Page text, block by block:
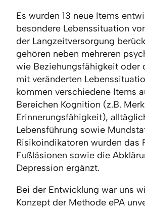
Es wurden 13 neue Items
besondere Lebenssituation
der Langzeitversorgung
gehören neben mehreren
wie Beziehungsfähigkeit oder
mit veränderten
kommen verschiedene Items
Bereichen Kognition (z.B.
Erinnerungsfähigkeit),
Lebensführung sowie
Risikoindikatoren wurden das
Fußläsionen sowie die
Depression ergänzt.
Bei der Entwicklung war uns
Konzept der Methode ePA